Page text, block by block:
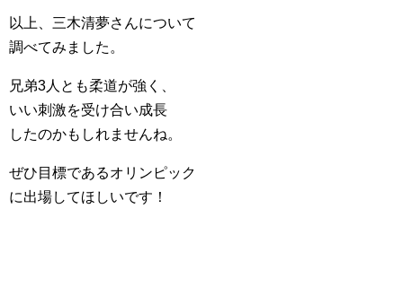
以上、三木清夢さんについて
調べてみました。
兄弟3人とも柔道が強く、
いい刺激を受け合い成長
したのかもしれませんね。
ぜひ目標であるオリンピック
に出場してほしいです！